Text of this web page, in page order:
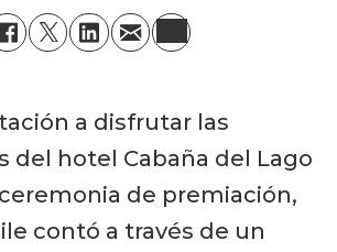
a disfrutar las
del hotel Cabaña del Lago
de premiación,
contó a través de un